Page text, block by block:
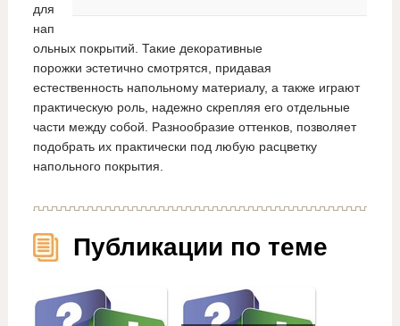
для
нап
ольных покрытий. Такие декоративные
порожки эстетично смотрятся, придавая
естественность напольному материалу, а также играют
практическую роль, надежно скрепляя его отдельные
части между собой. Разнообразие оттенков, позволяет
подобрать их практически под любую расцветку
напольного покрытия.
Публикации по теме